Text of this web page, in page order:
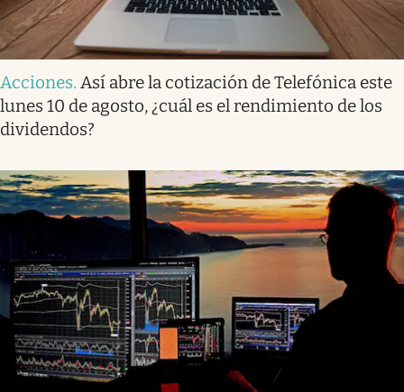
Acciones. Así abre la cotización de Telefónica este
lunes 10 de agosto, ¿cuál es el rendimiento de los
dividendos?